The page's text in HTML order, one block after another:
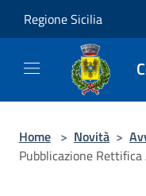
Regione Sicilia
Home > Novità >
Pubblicazione